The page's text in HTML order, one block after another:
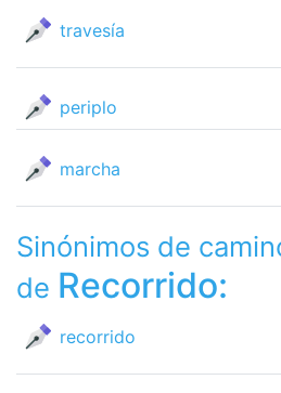
travesía
periplo
marcha
Sinónimos de
de Recorrido:
recorrido